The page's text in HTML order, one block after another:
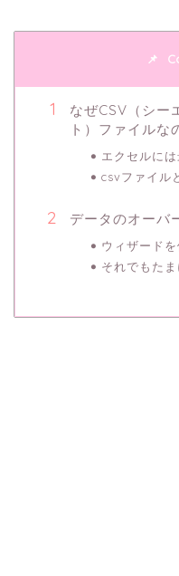
なぜCSV（シー
ト）ファイルな
エクセルに
csvファイル
データのオーバ
ウィザードを
それでもた